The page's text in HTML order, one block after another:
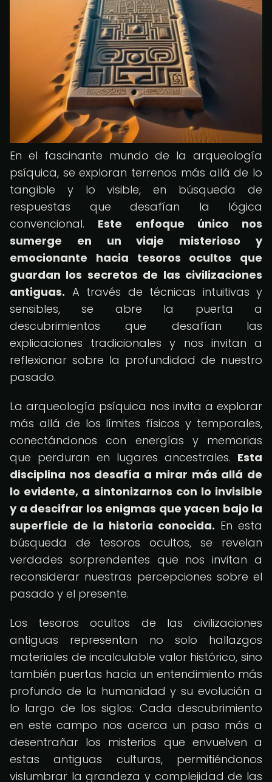
En el fascinante mundo de la arqueología
psíquica, se exploran terrenos más allá de lo
tangible y lo visible, en búsqueda de
respuestas que desafían la lógica
convencional. Este enfoque único nos
sumerge en un viaje misterioso y
emocionante hacia tesoros ocultos que
guardan los secretos de las civilizaciones
antiguas. A través de técnicas intuitivas y
sensibles, se abre la puerta a
descubrimientos que desafían las
explicaciones tradicionales y nos invitan a
reflexionar sobre la profundidad de nuestro
pasado.
La arqueología psíquica nos invita a explorar
más allá de los límites físicos y temporales,
conectándonos con energías y memorias
que perduran en lugares ancestrales. Esta
disciplina nos desafía a mirar más allá de
lo evidente, a sintonizarnos con lo invisible
y a descifrar los enigmas que yacen bajo la
superficie de la historia conocida. En esta
búsqueda de tesoros ocultos, se revelan
verdades sorprendentes que nos invitan a
reconsiderar nuestras percepciones sobre el
pasado y el presente.
Los tesoros ocultos de las civilizaciones
antiguas representan no solo hallazgos
materiales de incalculable valor histórico, sino
también puertas hacia un entendimiento más
profundo de la humanidad y su evolución a
lo largo de los siglos. Cada descubrimiento
en este campo nos acerca un paso más a
desentrañar los misterios que envuelven a
estas antiguas culturas, permitiéndonos
vislumbrar la grandeza y complejidad de las